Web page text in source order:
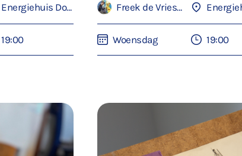
Energiehuis Dordrecht
19:00
Freek de Vries-Lentsch
Woensdag 19:00